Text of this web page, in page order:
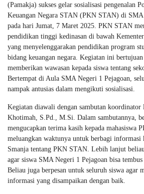
(Pamakja) sukses gelar sosialisasi pengenalan
Keuangan Negara STAN (PKN STAN) di SMA
pada hari Jumat, 7 Maret 2025. PKN STAN
pendidikan tinggi kedinasan di bawah
yang menyelenggarakan pendidikan program
bidang keuangan negara. Kegiatan ini
memberikan wawasan kepada siswa tentang
Bertempat di Aula SMA Negeri 1 Pejagoan,
nampak antusias dalam mengikuti sosialisasi.
Kegiatan diawali dengan sambutan koordinator
Khotimah, S.Pd., M.Si. Dalam sambutannya,
mengucapkan terima kasih kepada mahasiswa
meluangkan waktunya untuk berbagi informasi
Smanja tentang PKN STAN. Lebih lanjut
agar siswa SMA Negeri 1 Pejagoan bisa
Beliau juga berpesan untuk seluruh siswa agar
informasi yang disampaikan dengan baik.